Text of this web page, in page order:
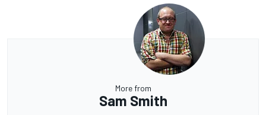
More from
Sam Smith